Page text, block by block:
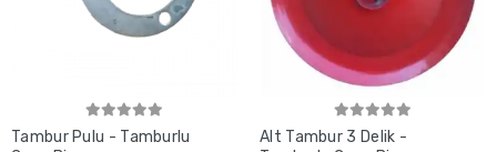
Tambur Pulu - Tamburlu
Alt Tambur 3 Delik -